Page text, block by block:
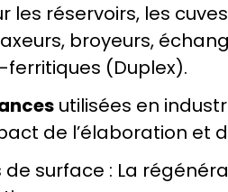
les réservoirs, les
broyeurs,
(Duplex).
utilisées en
de l’élaboration et
surface : La